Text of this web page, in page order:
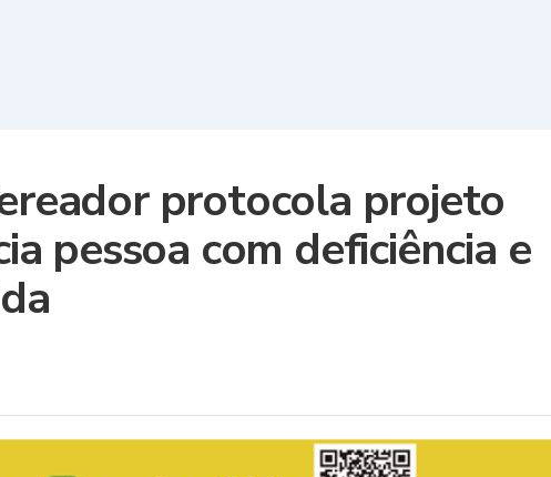
protocola projeto
pessoa com deficiência e